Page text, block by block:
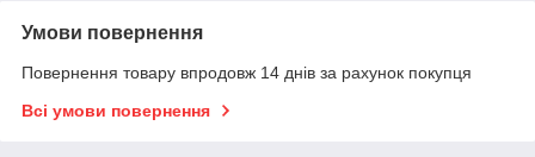
Умови повернення
Повернення товару впродовж 14 днів за рахунок покупця
Всі умови повернення